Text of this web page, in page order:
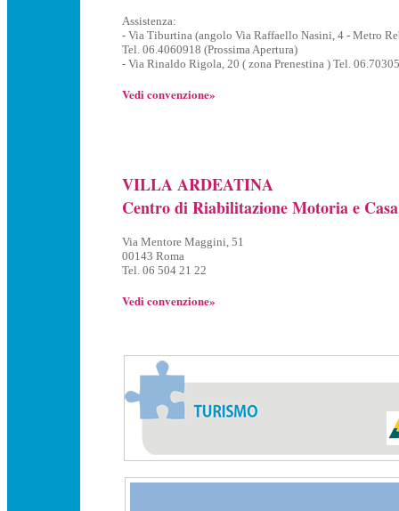
Assistenza:
- Via Tiburtina (angolo Via Raffaello Nasini, 4 - Metro
Tel. 06.4060918 (Prossima Apertura)
- Via Rinaldo Rigola, 20 ( zona Prenestina ) Tel.
Vedi convenzione»
VILLA ARDEATINA
Centro di Riabilitazione Motoria e
Via Mentore Maggini, 51
00143 Roma
Tel. 06 504 21 22
Vedi convenzione»